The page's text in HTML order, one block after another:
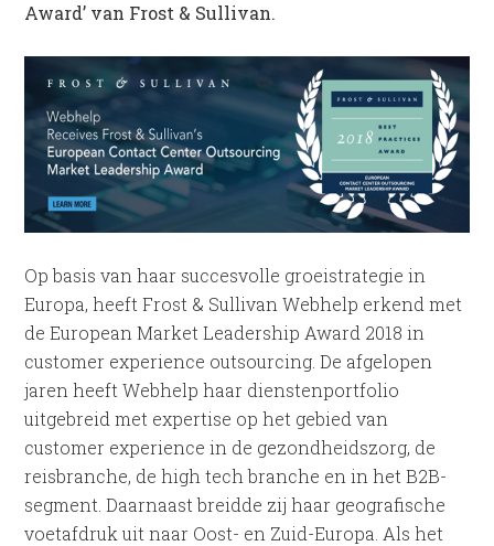
Award’ van Frost & Sullivan.
Op basis van haar succesvolle groeistrategie in
Europa, heeft Frost & Sullivan Webhelp erkend met
de European Market Leadership Award 2018 in
customer experience outsourcing. De afgelopen
jaren heeft Webhelp haar dienstenportfolio
uitgebreid met expertise op het gebied van
customer experience in de gezondheidszorg, de
reisbranche, de high tech branche en in het B2B-
segment. Daarnaast breidde zij haar geografische
voetafdruk uit naar Oost- en Zuid-Europa. Als het